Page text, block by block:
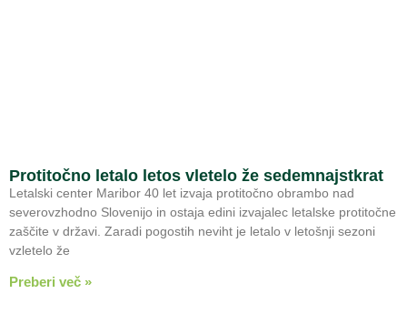
Protitočno letalo letos vletelo že sedemnajstkrat
Letalski center Maribor 40 let izvaja protitočno obrambo nad
severovzhodno Slovenijo in ostaja edini izvajalec letalske protitočne
zaščite v državi. Zaradi pogostih neviht je letalo v letošnji sezoni
vzletelo že
Preberi več »